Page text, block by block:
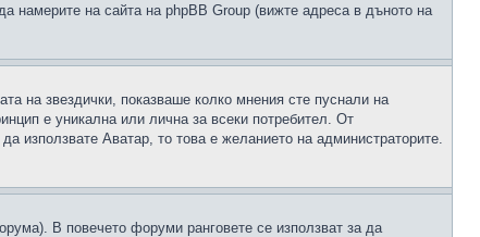
намерите на сайта на phpBB Group (вижте адреса в дъното на
на звездички, показваше колко мнения сте пуснали на
е уникална или лична за всеки потребител. От
използвате Аватар, то това е желанието на администраторите.
В повечето форуми ранговете се използват за да